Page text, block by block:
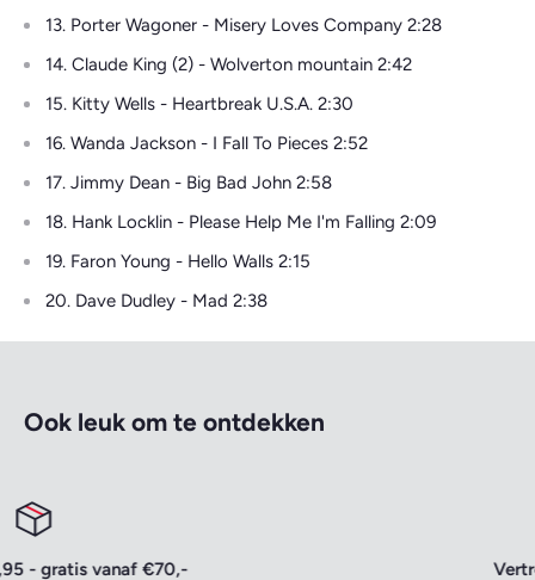
13. Porter Wagoner - Misery Loves Company 2:28
14. Claude King (2) - Wolverton mountain 2:42
15. Kitty Wells - Heartbreak U.S.A. 2:30
16. Wanda Jackson - I Fall To Pieces 2:52
17. Jimmy Dean - Big Bad John 2:58
18. Hank Locklin - Please Help Me I'm Falling 2:09
19. Faron Young - Hello Walls 2:15
20. Dave Dudley - Mad 2:38
Ook leuk om te ontdekken